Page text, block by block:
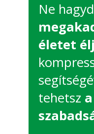
Ne
életet
tehetsz